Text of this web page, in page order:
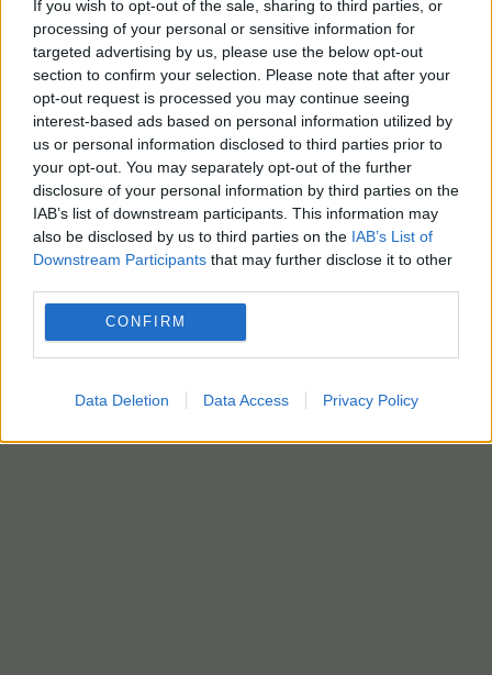
If you wish to opt-out of the sale, sharing to third parties, or
processing of your personal or sensitive information for
targeted advertising by us, please use the below opt-out
section to confirm your selection. Please note that after your
opt-out request is processed you may continue seeing
interest-based ads based on personal information utilized by
us or personal information disclosed to third parties prior to
your opt-out. You may separately opt-out of the further
disclosure of your personal information by third parties on the
IAB’s list of downstream participants. This information may
also be disclosed by us to third parties on the IAB’s List of
Downstream Participants that may further disclose it to other
CONFIRM
Data Deletion Data Access Privacy Policy
δυνατοτήτων στην αεροπορία.
Η εξαιρετικά μακριά, λεπτή μύτη του X-59 έχει
σχεδιαστεί για να ελαχιστοποιεί το κρουστικό
κύμα και θα μπορούσε να επιτρέψει εμπορικές
εσωτερικές πτήσεις πάνω από την ξηρά,
ταχύτερες από τον ήχο. Αυτό θα σήμαινε ότι οι
επιβάτες θα μπορούσαν, για παράδειγμα, να
φτάσουν από το Λος Άντζελες στη Νέα Υόρκη σε
λιγότερο από τρεις ώρες (σε σύγκριση με τον
τρέχοντα χρόνο πτήσης πέντε έως έξι ωρών).
Δείτε ΒΙΝΤΕΟΕΔΩ
photo: ΑΠΕ-ΜΠΕ-EPA-EPA